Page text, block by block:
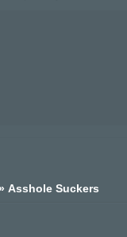
Asshole Suckers